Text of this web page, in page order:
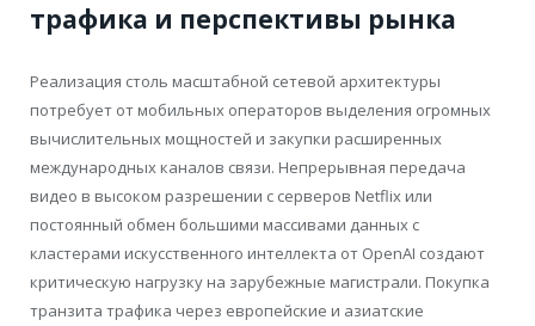
трафика и перспективы рынка
Реализация столь масштабной сетевой архитектуры
потребует от мобильных операторов выделения огромных
вычислительных мощностей и закупки расширенных
международных каналов связи. Непрерывная передача
видео в высоком разрешении с серверов Netflix или
постоянный обмен большими массивами данных с
кластерами искусственного интеллекта от OpenAI создают
критическую нагрузку на зарубежные магистрали. Покупка
транзита трафика через европейские и азиатские